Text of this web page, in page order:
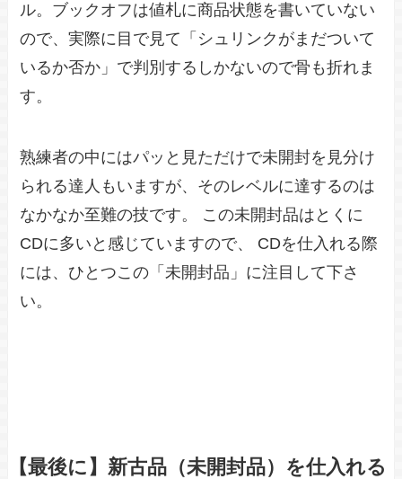
ル。ブックオフは値札に商品状態を書いていない
ので、実際に目で見て「シュリンクがまだついて
いるか否か」で判別するしかないので骨も折れま
す。
熟練者の中にはパッと見ただけで未開封を見分け
られる達人もいますが、そのレベルに達するのは
なかなか至難の技です。 この未開封品はとくに
CDに多いと感じていますので、 CDを仕入れる際
には、ひとつこの「未開封品」に注目して下さ
い。
【最後に】新古品（未開封品）を仕入れる